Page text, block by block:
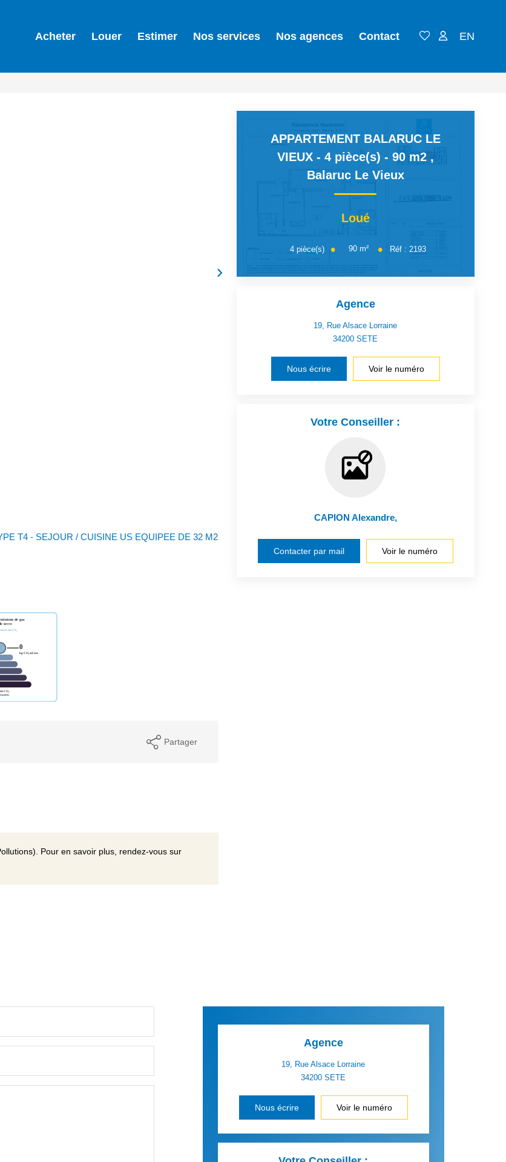
Acheter Louer Estimer Nos services Nos agences Contact EN
T4 - SEJOUR / CUISINE US EQUIPEE DE 32 M2
Partager
Pour en savoir plus, rendez-vous sur
APPARTEMENT BALARUC LE
VIEUX - 4 pièce(s) - 90 m2 ,
Balaruc Le Vieux
Loué
4 pièce(s) 90 m² Réf : 2193
Agence
19, Rue Alsace Lorraine
34200SETE
Nous écrire Voir le numéro
Votre Conseiller :
CAPION Alexandre,
Contacter par mail Voir le numéro
Agence
19, Rue Alsace Lorraine
34200SETE
Nous écrire Voir le numéro